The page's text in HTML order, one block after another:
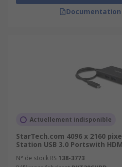
Actuellement indisponible
StarTech.com 4096 x 2160
Station USB 3.0 Portswith
N° de stock RS 138-3773